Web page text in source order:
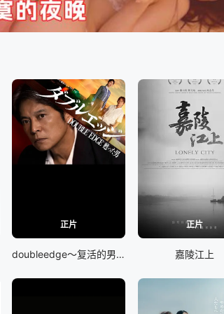
正片
doubleedge～复活的男人
正片
嘉陵江上